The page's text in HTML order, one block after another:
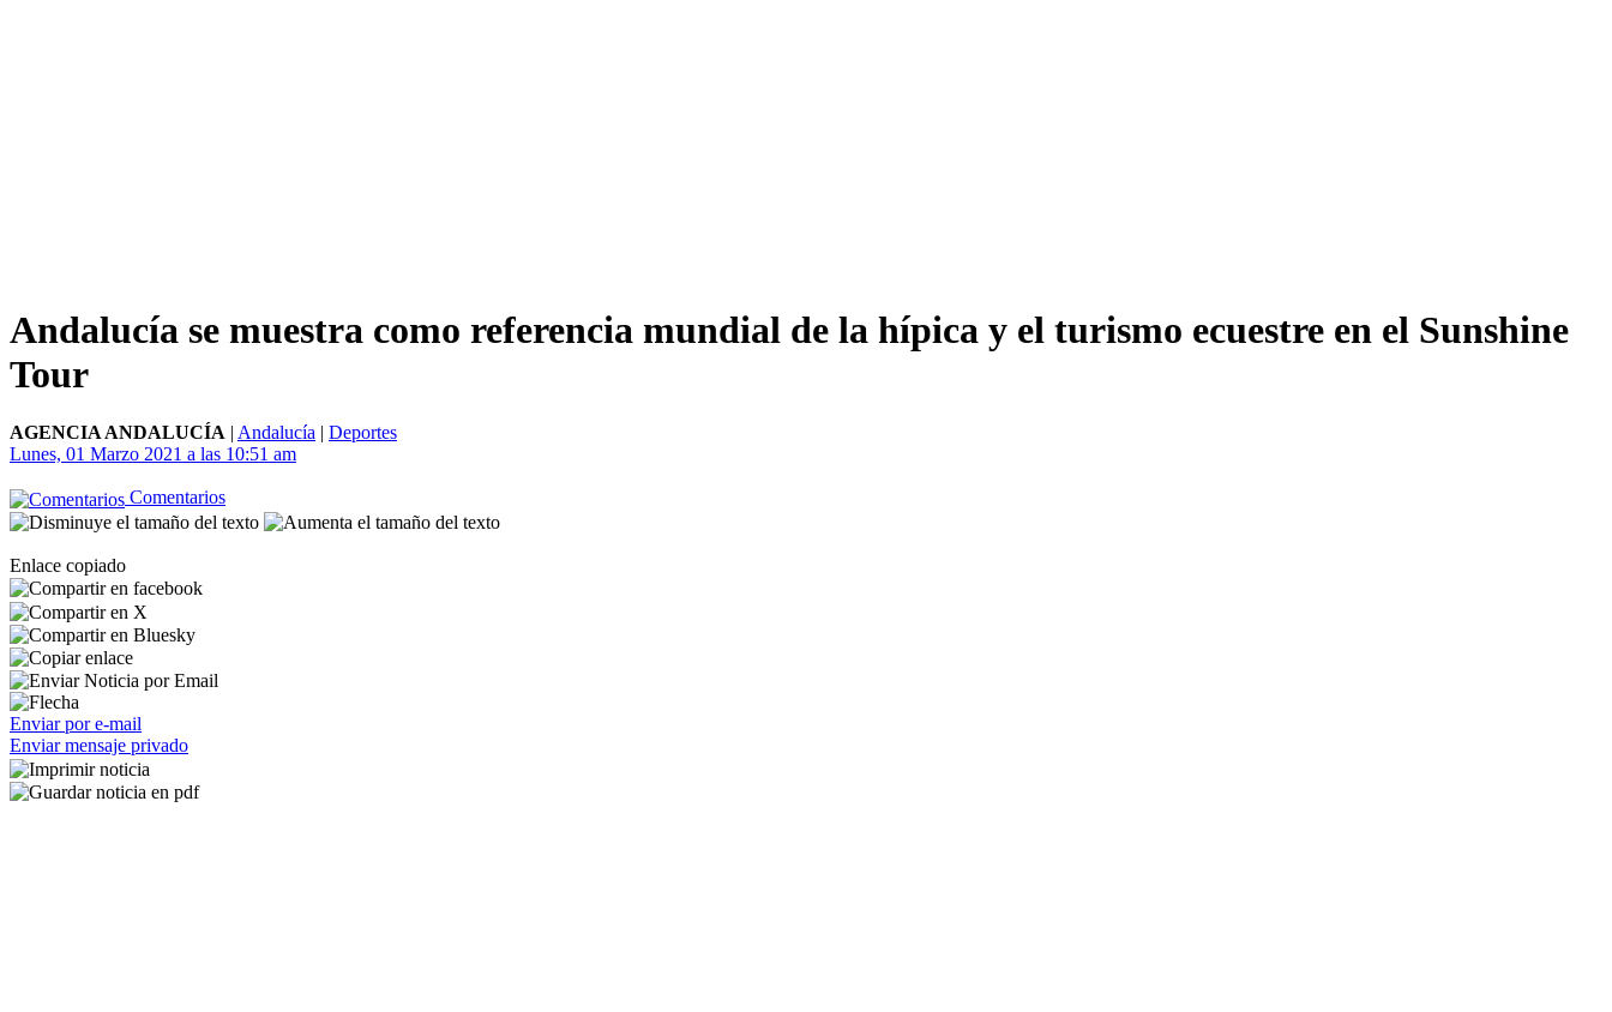
Andalucía se muestra como referencia mundial de la hípica y el turismo ecuestre en el Sunshine
Tour
AGENCIA ANDALUCÍA | Andalucía | Deportes
Lunes, 01 Marzo 2021 a las 10:51 am
Comentarios
Enlace copiado
Enviar por e-mail
Enviar mensaje privado